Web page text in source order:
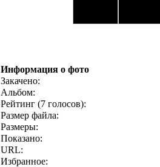
Информация о фото
Закачено:
Альбом:
Рейтинг (7 голосов):
Размер файла:
Размеры:
Показано:
URL:
Избранное: